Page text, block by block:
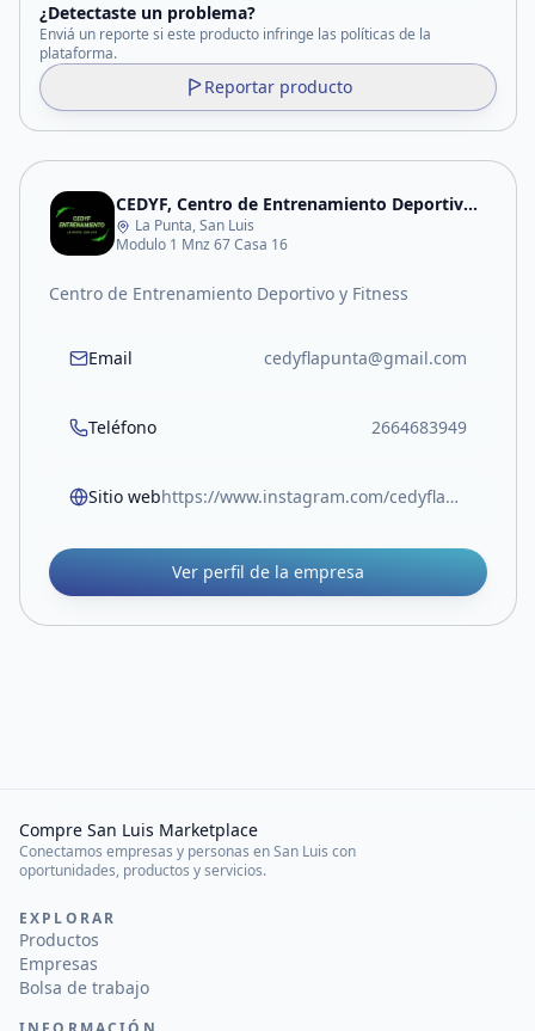
¿Detectaste un problema?
Enviá un reporte si este producto infringe las políticas de la
plataforma.
Reportar producto
CEDYF, Centro de Entrenamiento Deportivo y Fitness
La Punta, San Luis
Modulo 1 Mnz 67 Casa 16
Centro de Entrenamiento Deportivo y Fitness
Email cedyflapunta@gmail.com
Teléfono 2664683949
Sitio web https://www.instagram.com/cedyflapunta?igsh=cGZpdWo1dXlyeGNn&utm_source=qr
Ver perfil de la empresa
Compre San Luis Marketplace
Conectamos empresas y personas en San Luis con
oportunidades, productos y servicios.
EXPLORAR
Productos
Empresas
Bolsa de trabajo